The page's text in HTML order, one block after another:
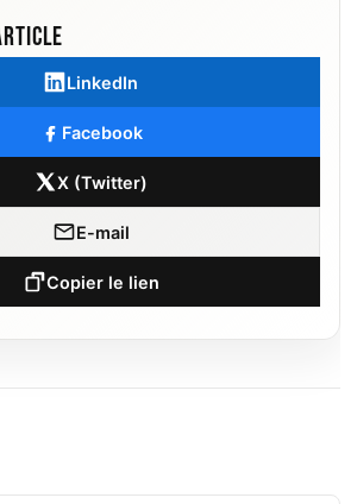
LinkedIn
Facebook
X (Twitter)
E-mail
Copier le lien